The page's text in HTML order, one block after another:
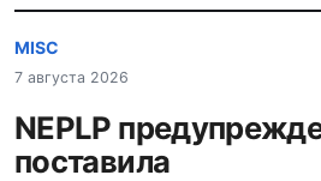
MISC
7 августа 2026
NEPLP
поставила